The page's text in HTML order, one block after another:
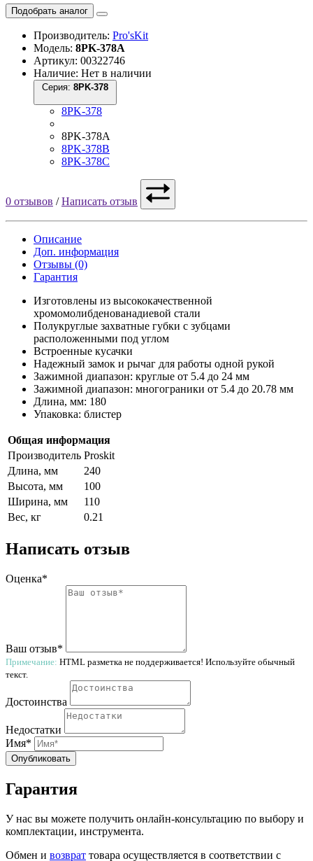
Подобрать аналог
Производитель: Pro'sKit
Модель: 8PK-378A
Артикул: 00322746
Наличие: Нет в наличии
Серия:
8PK-378
8PK-378A
8PK-378B
8PK-378C
0 отзывов /Написать отзыв
Описание
Доп. информация
Отзывы (0)
Гарантия
Изготовлены из высококачественной
хромомолибденованадиевой стали
Полукруглые захватные губки с зубцами
расположенными под углом
Встроенные кусачки
Надежный замок и рычаг для работы одной рукой
Зажимной диапазон: круглые от 5.4 до 24 мм
Зажимной диапазон: многограники от 5.4 до 20.78 мм
Длина, мм: 180
Упаковка: блистер
Общая информация
Производитель Proskit
Длина, мм
240
Высота, мм
100
Ширина, мм
110
Вес, кг
0.21
Написать отзыв
Оценка*
Ваш отзыв*
Примечание: HTML разметка не поддерживается! Используйте обычный
текст.
Достоинства
Недостатки
Имя*
Опубликовать
Гарантия
У нас вы можете получить онлайн-консультацию по выбору и
комплектации, инструмента.
Обмен и возврат товара осуществляется в соответствии с